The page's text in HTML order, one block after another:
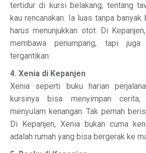
tertidur di kursi belakang, tentang
kau rencanakan. Ia luas tanpa banyak
harus menunjukkan otot. Di
membawa penumpang, tapi
tergantikan.
4. Xenia di Kepanjen
Xenia seperti buku harian
kursinya bisa menyimpan cerita,
menyulam kenangan. Tak pernah
Di Kepanjen, Xenia bukan cuma
adalah rumah yang bisa bergerak ke